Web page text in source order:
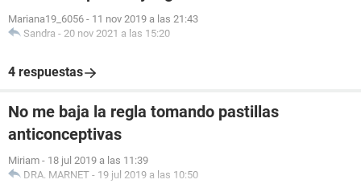
Mariana19_6056 - 11 nov 2019 a las 21:43
Sandra - 20 nov 2021 a las 15:20
4 respuestas
No me baja la regla tomando pastillas
anticonceptivas
Miriam - 18 jul 2019 a las 11:39
DRA. MARNET - 19 jul 2019 a las 10:50